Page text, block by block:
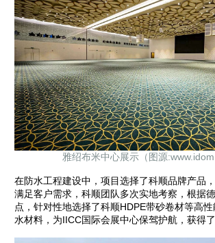
雅绍布米中心展示（图源
在防水工程建设中，项目选择了科顺品牌产品
满足客户需求，科顺团队多次实地考察，根据
点，针对性地选择了科顺HDPE带砂卷材等高
水材料，为IICC国际会展中心保驾护航，获得了